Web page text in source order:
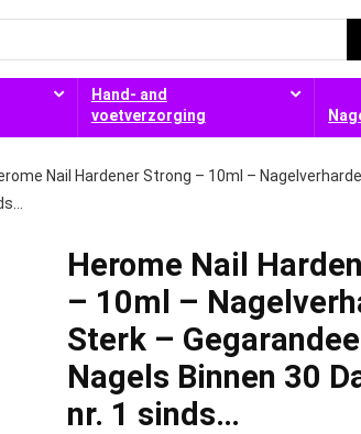
Hand- and
voetverzorging
Nail Hardener Strong – 10ml –
Herome Nail
– 10ml –
Sterk –
Nagels Binnen 30
nr. 1 sinds…